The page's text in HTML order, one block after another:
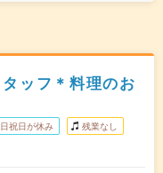
ッフ＊料理のお
祝日が休み 残業なし